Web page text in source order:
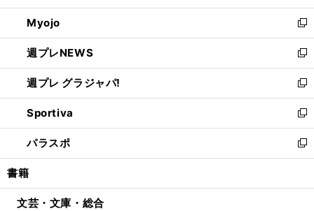
開
く
ウ
で
開
く
ン
ド
ウ
で
開
く
ウ
ィ
ン
ド
ウ
で
開
く
Myojo
新
し
い
ウ
ィ
ン
ド
ウ
で
開
週プレNEWS
新
し
い
ウ
ィ
ン
ド
ウ
開
週プレ グラジャパ!
新
し
い
ウ
ィ
ン
ウ
Sportiva
新
し
い
ウ
ン
パラスポ
新
し
ウ
書籍
文芸・文庫・総合